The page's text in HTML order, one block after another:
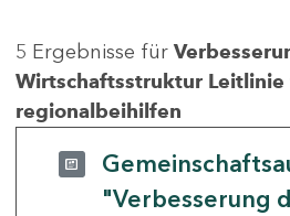
5 Ergebnisse für
Wirtschaftsstruktur Leitlinie
regionalbeihilfen
"Verbesserung